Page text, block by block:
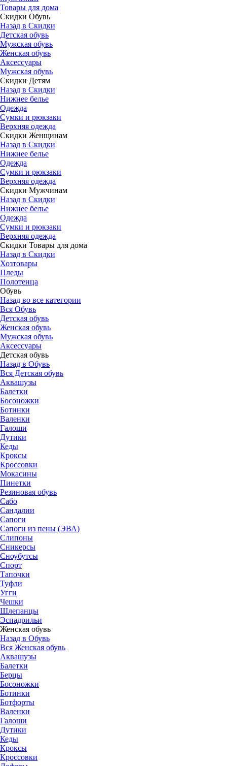
Товары для дома
Скидки Обувь
Назад в Скидки
Детская обувь
Мужская обувь
Женская обувь
Аксессуары
Мужская обувь
Скидки Детям
Назад в Скидки
Нижнее белье
Одежда
Сумки и рюкзаки
Верхняя одежда
Скидки Женщинам
Назад в Скидки
Нижнее белье
Одежда
Сумки и рюкзаки
Верхняя одежда
Скидки Мужчинам
Назад в Скидки
Нижнее белье
Одежда
Сумки и рюкзаки
Верхняя одежда
Скидки Товары для дома
Назад в Скидки
Хозтовары
Пледы
Полотенца
Обувь
Назад во все категории
Вся Обувь
Детская обувь
Женская обувь
Мужская обувь
Аксессуары
Детская обувь
Назад в Обувь
Вся Детская обувь
Аквашузы
Балетки
Босоножки
Ботинки
Валенки
Галоши
Дутики
Кеды
Кроксы
Кроссовки
Мокасины
Пинетки
Резиновая обувь
Сабо
Сандалии
Сапоги
Сапоги из пены (ЭВА)
Слипоны
Сникерсы
Сноубутсы
Спорт
Тапочки
Туфли
Угги
Чешки
Шлепанцы
Эспадрильи
Женская обувь
Назад в Обувь
Вся Женская обувь
Аквашузы
Балетки
Берцы
Босоножки
Ботинки
Ботфорты
Валенки
Галоши
Дутики
Кеды
Кроксы
Кроссовки